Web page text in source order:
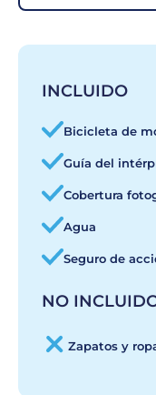
INCLUIDO
Bicicleta de
Guía del
Cobertura
Agua
Seguro de
NO
Zapatos y